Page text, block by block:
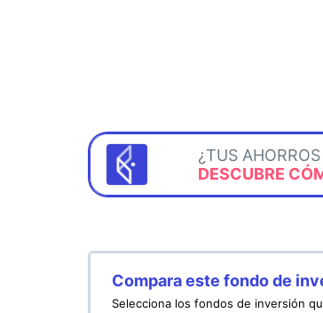
¿TUS
DESCUBRE
Compara este fondo de
Selecciona los fondos de inversión